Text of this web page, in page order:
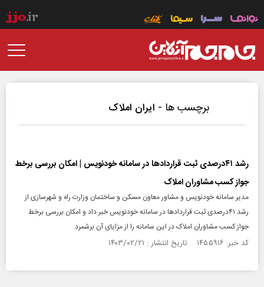
برچسب ها - ایران املاک
رشد ۴۱درصدی ثبت قراردادها در سامانه خودنویس | امکان بررسی برخط
جواز کسب مشاوران املاک
مدیر سامانه خودنویس و مشاور معاون مسکن و ساختمان وزارت راه و شهرسازی از
رشد ۴۱درصدی ثبت قراردادها در سامانه خودنویس خبر داد و امکان بررسی برخط
جواز کسب مشاوران املاک در این سامانه را از مزایای آن برشمرد.
کد خبر: ۱۴۵۵۹۱۶ تاریخ انتشار : ۱۴۰۳/۰۲/۲۱